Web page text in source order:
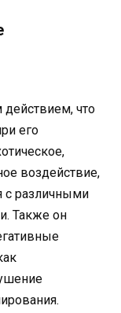
действием, что
его
воздействие,
с различными
Также он